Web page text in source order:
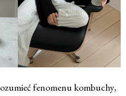
fenomenu kombuchy,